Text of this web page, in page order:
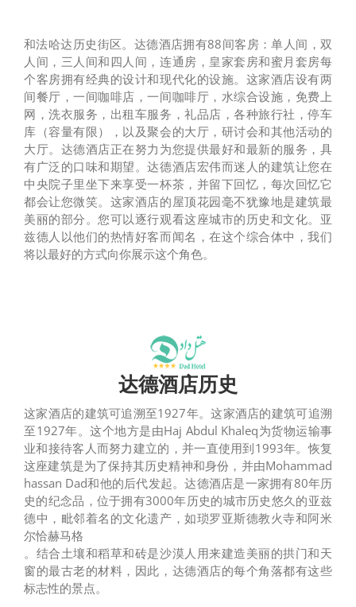
和法哈达历史街区。达德酒店拥有88间客房：单人间，双
人间，三人间和四人间，连通房，皇家套房和蜜月套房每
个客房拥有经典的设计和现代化的设施。这家酒店设有两
间餐厅，一间咖啡店，一间咖啡厅，水综合设施，免费上
网，洗衣服务，出租车服务，礼品店，各种旅行社，停车
库（容量有限），以及聚会的大厅，研讨会和其他活动的
大厅。达德酒店正在努力为您提供最好和最新的服务，具
有广泛的口味和期望。达德酒店宏伟而迷人的建筑让您在
中央院子里坐下来享受一杯茶，并留下回忆，每次回忆它
都会让您微笑。这家酒店的屋顶花园毫不犹豫地是建筑最
美丽的部分。您可以逐行观看这座城市的历史和文化。亚
兹德人以他们的热情好客而闻名，在这个综合体中，我们
将以最好的方式向你展示这个角色。
达德酒店历史
这家酒店的建筑可追溯至1927年。这家酒店的建筑可追溯
至1927年。这个地方是由Haj Abdul Khaleq为货物运输事
业和接待客人而努力建立的，并一直使用到1993年。恢复
这座建筑是为了保持其历史精神和身份，并由Mohammad
hassan Dad和他的后代发起。达德酒店是一家拥有80年历
史的纪念品，位于拥有3000年历史的城市历史悠久的亚兹
德中，毗邻着名的文化遗产，如琐罗亚斯德教火寺和阿米
尔恰赫马格
。结合土壤和稻草和砖是沙漠人用来建造美丽的拱门和天
窗的最古老的材料，因此，达德酒店的每个角落都有这些
标志性的景点。